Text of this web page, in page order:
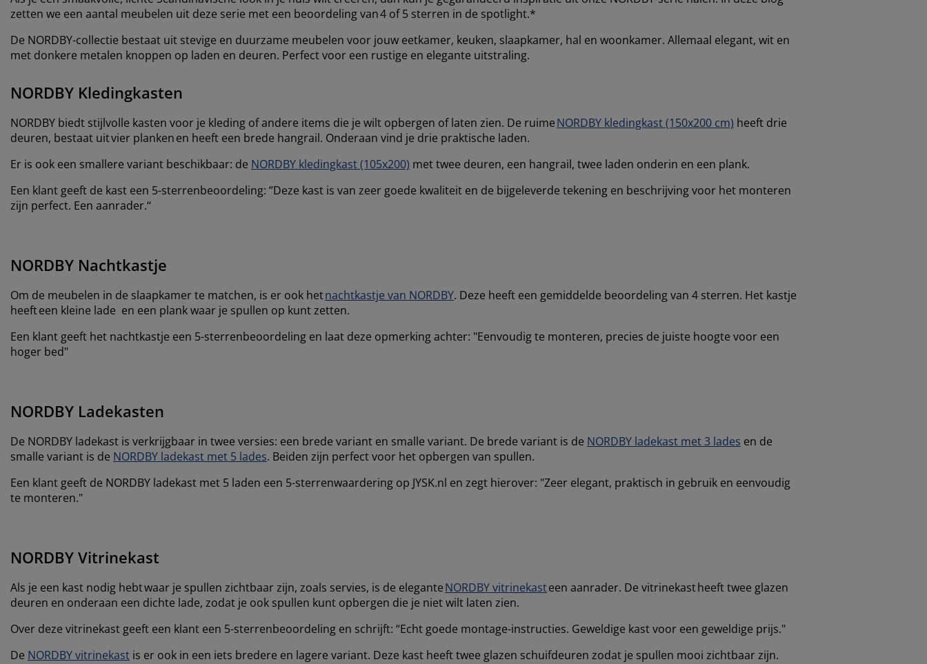
zetten we een aantal meubelen uit deze serie met een beoordeling van 4 of 5 sterren in de spotlight.*
De NORDBY-collectie bestaat uit stevige en duurzame meubelen voor jouw eetkamer, keuken, slaapkamer, hal en woonkamer. Allemaal elegant, wit en
met donkere metalen knoppen op laden en deuren. Perfect voor een rustige en elegante uitstraling.
NORDBY Kledingkasten
NORDBY biedt stijlvolle kasten voor je kleding of andere items die je wilt opbergen of laten zien. De ruimeNORDBY kledingkast (150x200 cm) heeft drie
deuren, bestaat uit vier planken en heeft een brede hangrail. Onderaan vind je drie praktische laden.
Er is ook een smallere variant beschikbaar: de NORDBY kledingkast (105x200) met twee deuren, een hangrail, twee laden onderin en een plank.
Een klant geeft de kast een 5-sterrenbeoordeling: ‘’Deze kast is van zeer goede kwaliteit en de bijgeleverde tekening en beschrijving voor het monteren
zijn perfect. Een aanrader.‘‘
NORDBY Nachtkastje
Om de meubelen in de slaapkamer te matchen, is er ook hetnachtkastje van NORDBY. Deze heeft een gemiddelde beoordeling van 4 sterren. Het kastje
heeft een kleine lade en een plank waar je spullen op kunt zetten.
Een klant geeft het nachtkastje een 5-sterrenbeoordeling en laat deze opmerking achter: "Eenvoudig te monteren, precies de juiste hoogte voor een
hoger bed"
NORDBY Ladekasten
De NORDBY ladekast is verkrijgbaar in twee versies: een brede variant en smalle variant. De brede variant is de NORDBY ladekast met 3 lades en de
smalle variant is de NORDBY ladekast met 5 lades. Beiden zijn perfect voor het opbergen van spullen.
Een klant geeft de NORDBY ladekast met 5 laden een 5-sterrenwaardering op JYSK.nl en zegt hierover: "Zeer elegant, praktisch in gebruik en eenvoudig
te monteren."
NORDBY Vitrinekast
Als je een kast nodig hebt waar je spullen zichtbaar zijn, zoals servies, is de eleganteNORDBY vitrinekasteen aanrader. De vitrinekast heeft twee glazen
deuren en onderaan een dichte lade, zodat je ook spullen kunt opbergen die je niet wilt laten zien.
Over deze vitrinekast geeft een klant een 5-sterrenbeoordeling en schrijft: “Echt goede montage-instructies. Geweldige kast voor een geweldige prijs."
De NORDBY vitrinekast is er ook in een iets bredere en lagere variant. Deze kast heeft twee glazen schuifdeuren zodat je spullen mooi zichtbaar zijn.